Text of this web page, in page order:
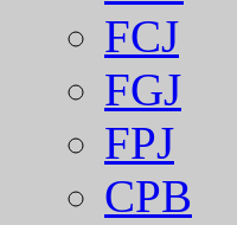
FCJ
FGJ
FPJ
CPB